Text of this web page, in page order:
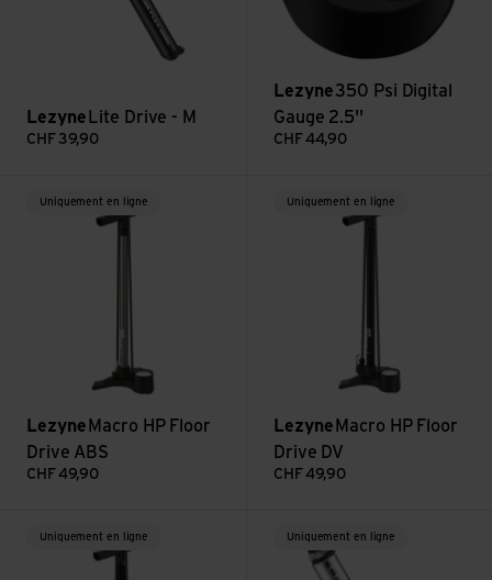
Lezyne Lite Drive - M
CHF 39,90
Lezyne350 Psi Digital
Gauge 2.5''
CHF 44,90
Uniquement en ligne
Lezyne Macro HP Floor
Drive ABS
CHF 49,90
Uniquement en ligne
Lezyne Macro HP Floor
Drive DV
CHF 49,90
Uniquement en ligne Uniquement en ligne